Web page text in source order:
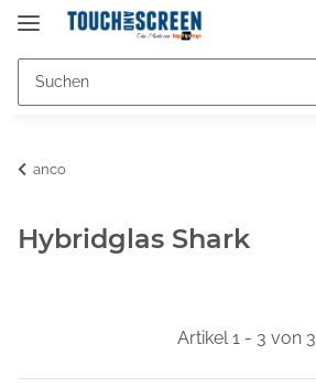
anco
Hybridglas Shark
Artikel 1 - 3 von 3